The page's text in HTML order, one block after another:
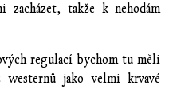
takže k nehodám
regulací bychom tu měli
jako velmi krvavé